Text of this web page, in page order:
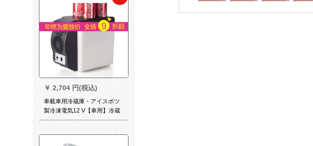
￥ 2,704 円(税込)
車載車用冷蔵庫・アイスボツ
製冷凍電気12 V【車用】冷蔵
庫6 L【黒】